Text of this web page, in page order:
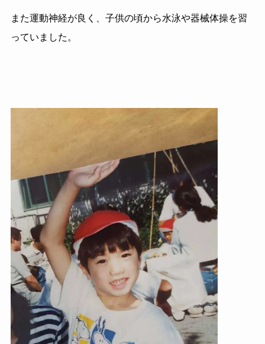
また運動神経が良く、子供の頃から水泳や器械体操を習
っていました。